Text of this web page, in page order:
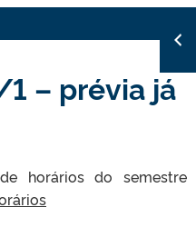
– prévia já
horários do semestre